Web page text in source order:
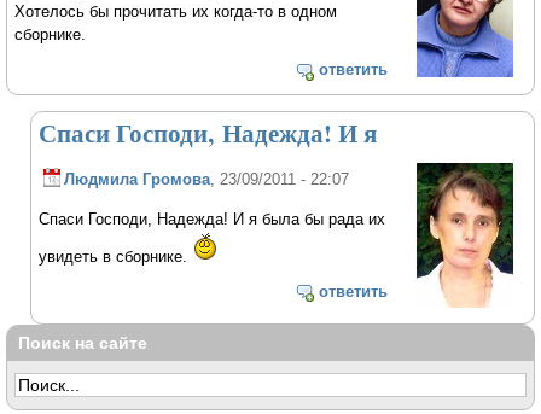
Хотелось бы прочитать их когда-то в одном
сборнике.
ответить
Спаси Господи, Надежда! И я
Людмила Громова, 23/09/2011 - 22:07
Спаси Господи, Надежда! И я была бы рада их
увидеть в сборнике.
ответить
Поиск на сайте